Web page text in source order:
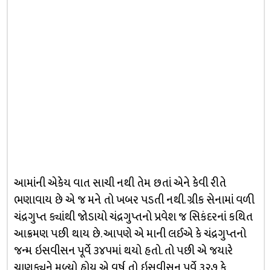
આમાંની એકેય વાત સાચી નથી તેમ છતાં એને કેવી રીતે
ભણાવાય છે એ જ મને તો ખબર પડતી નથી. ગ્રીક સેનામાં વળી
ચંદ્રગુપ્ત ક્યાંથી જોડાયો ચંદ્રગુપ્તનો પ્રવેશ જ સિકંદરનાં કથિત
આક્રમણ પછી થાય છે. આપણે એ માની લઈએ કે ચંદ્રગુપ્તનો
જન્મ ઇસવીસન પૂર્વે ૩૪૫માં થયો હતો. તો પછી એ જયારે